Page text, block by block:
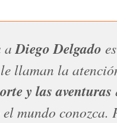
a Diego Delgado
llaman la
y las aventuras
mundo conozca.